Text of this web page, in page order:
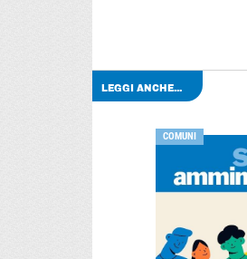
LEGGI ANCHE...
COMUNI